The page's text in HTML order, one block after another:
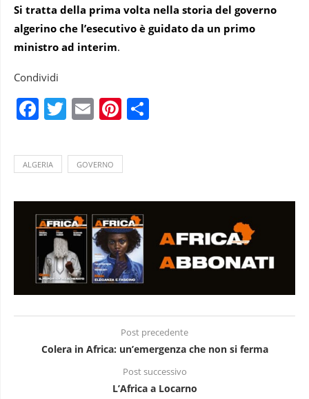
Si tratta della prima volta nella storia del governo
algerino che l’esecutivo è guidato da un primo
ministro ad interim.
Condividi
Facebook
Twitter
EmailPinterest
ALGERIA GOVERNO
Post precedente
Colera in Africa: un’emergenza che non si ferma
Post successivo
L’Africa a Locarno